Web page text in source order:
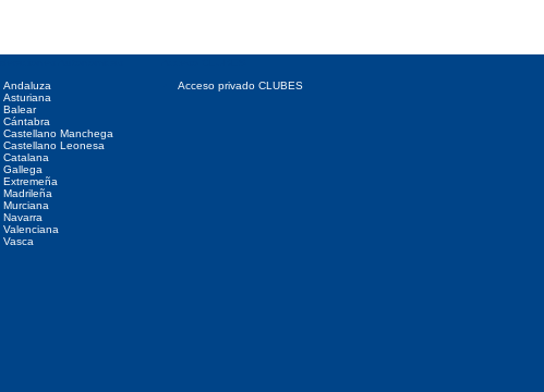
Andaluza
Asturiana
Balear
Cántabra
Castellano Manchega
Castellano Leonesa
Catalana
Gallega
Extremeña
Madrileña
Murciana
Navarra
Valenciana
Vasca
Acceso privado CLUBES